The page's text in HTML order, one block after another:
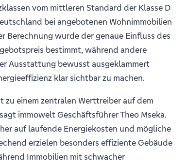
vom mittleren Standard der Klasse D
bei angebotenen Wohnimmobilien
Berechnung wurde der genaue Einfluss des
bestimmt, während andere
Ausstattung bewusst ausgeklammert
klar sichtbar zu machen.
zu einem zentralen Werttreiber auf dem
immowelt Geschäftsführer Theo Mseka.
auf laufende Energiekosten und mögliche
erzielen besonders effiziente Gebäude
Immobilien mit schwacher